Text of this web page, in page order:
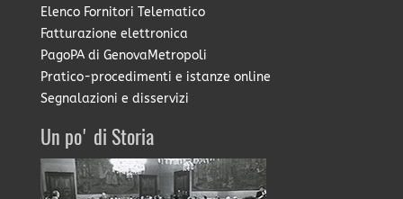
Elenco Fornitori Telematico
Fatturazione elettronica
PagoPA di GenovaMetropoli
Pratico-procedimenti e istanze online
Segnalazioni e disservizi
Un po' di Storia